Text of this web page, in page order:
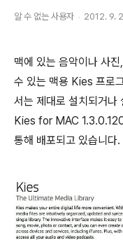
알 수 없는 사용자 2012. 9.
맥에 있는 음악이나 사
수 있는 맥용 Kies 프로
서는 제대로 설치되거나
Kies for MAC
통해 배포되고 있습니다.